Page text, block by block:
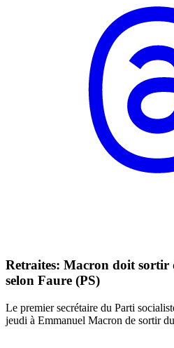
Retraites: Macron doit sortir
selon Faure (PS)
Le premier secrétaire du Parti
jeudi à Emmanuel Macron de sortir